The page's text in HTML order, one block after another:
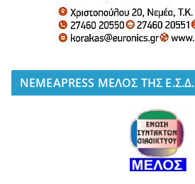
NEMEAPRESS ΜΕΛΟΣ ΤΗΣ Ε.Σ.Δ.